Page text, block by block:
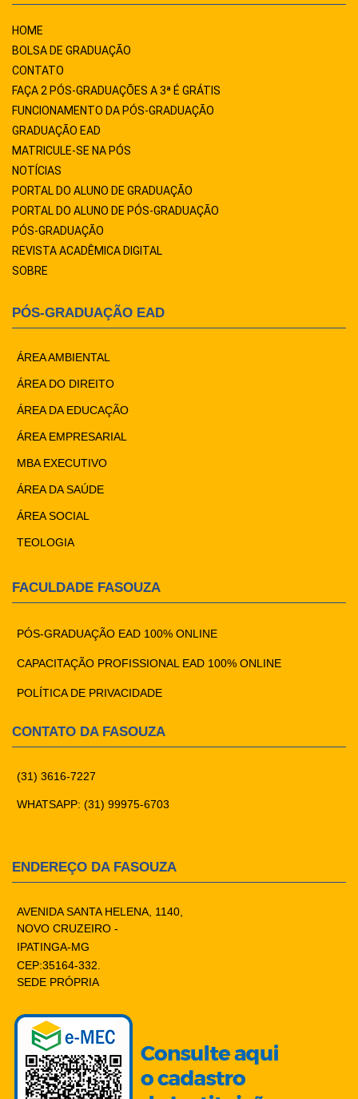
HOME
BOLSA DE GRADUAÇÃO
CONTATO
FAÇA 2 PÓS-GRADUAÇÕES A 3ª É GRÁTIS
FUNCIONAMENTO DA PÓS-GRADUAÇÃO
GRADUAÇÃO EAD
MATRICULE-SE NA PÓS
NOTÍCIAS
PORTAL DO ALUNO DE GRADUAÇÃO
PORTAL DO ALUNO DE PÓS-GRADUAÇÃO
PÓS-GRADUAÇÃO
REVISTA ACADÊMICA DIGITAL
SOBRE
PÓS-GRADUAÇÃO EAD
ÁREA AMBIENTAL
ÁREA DO DIREITO
ÁREA DA EDUCAÇÃO
ÁREA EMPRESARIAL
MBA EXECUTIVO
ÁREA DA SAÚDE
ÁREA SOCIAL
TEOLOGIA
FACULDADE FASOUZA
PÓS-GRADUAÇÃO EAD 100% ONLINE
CAPACITAÇÃO PROFISSIONAL EAD 100% ONLINE
POLÍTICA DE PRIVACIDADE
CONTATO DA FASOUZA
(31) 3616-7227
WHATSAPP: (31) 99975-6703
ENDEREÇO DA FASOUZA
AVENIDA SANTA HELENA, 1140,
NOVO CRUZEIRO -
IPATINGA-MG
CEP:35164-332.
SEDE PRÓPRIA